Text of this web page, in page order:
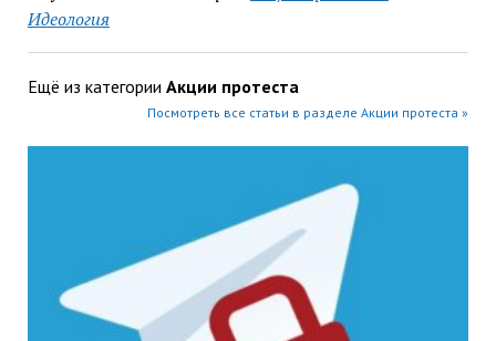
Идеология
Ещё из категории Акции протеста
Посмотреть все статьи в разделе Акции протеста »